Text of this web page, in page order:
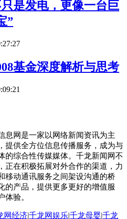
是发电，更像一台巨
”
基金深度解析与思考
息网是一家以网络新闻资讯为主
提供全方位信息传播服务，成为与
的综合性传媒媒体。千龙新闻网不
正在积极拓展对外合作的渠道，力
移动通讯服务之间架设沟通的桥
的产品，提供更多更好的增值服
体验。
网经济|千龙网娱乐|千龙母婴|千龙